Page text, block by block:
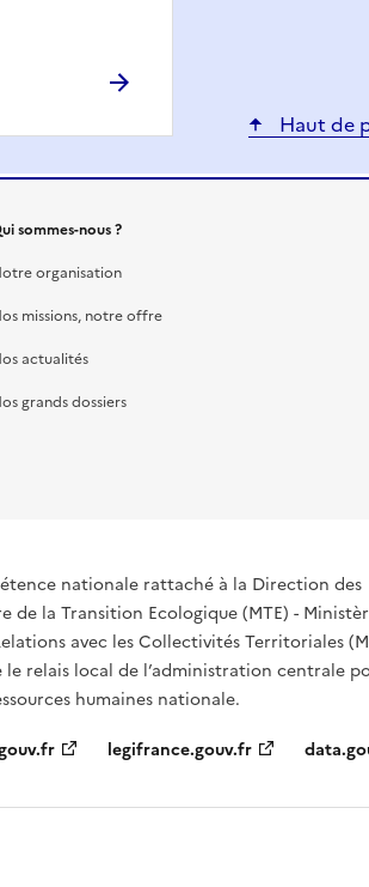
Haut de
sommes-nous ?
organisation
missions, notre offre
actualités
grands dossiers
nationale rattaché à la Direction des
de la Transition Ecologique (MTE) -
avec les Collectivités Territoriales
le relais local de l’administration centrale
humaines nationale.
legifrance.gouv.fr